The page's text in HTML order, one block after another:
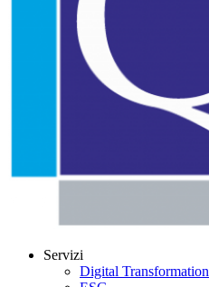
Servizi
Digital Transformation